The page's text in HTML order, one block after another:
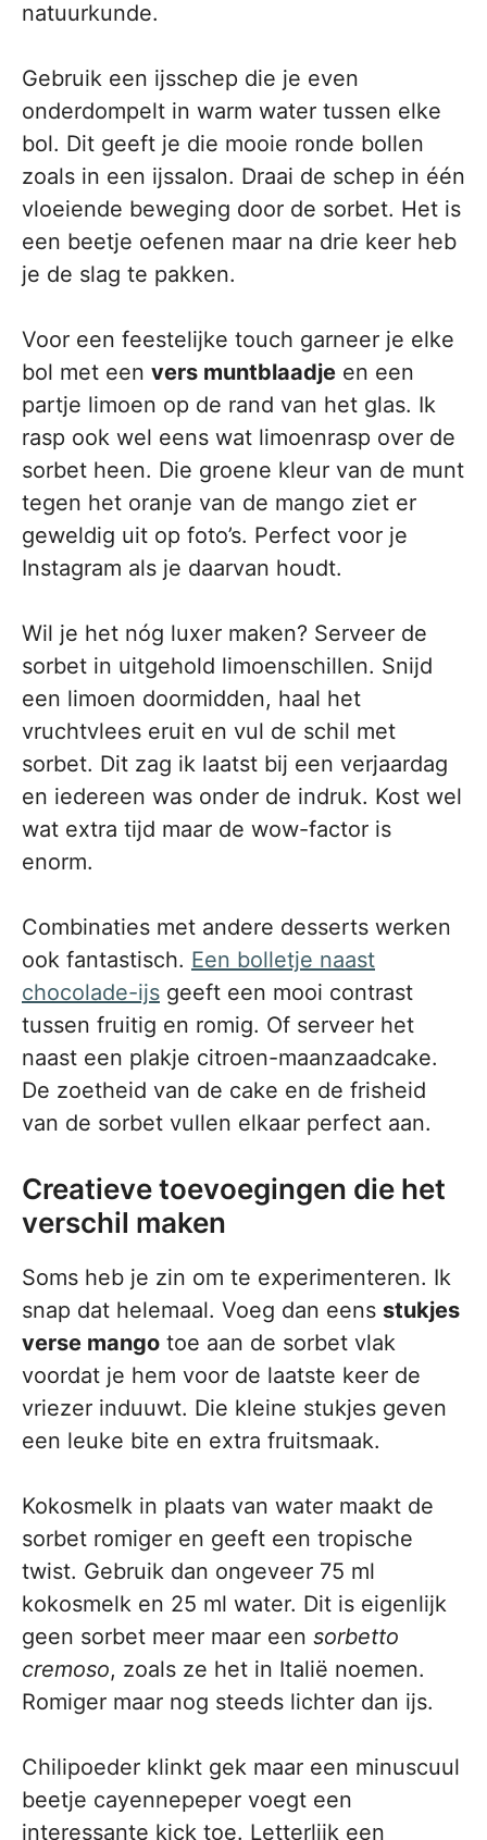
natuurkunde.
Gebruik een ijsschep die je even
onderdompelt in warm water tussen elke
bol. Dit geeft je die mooie ronde bollen
zoals in een ijssalon. Draai de schep in één
vloeiende beweging door de sorbet. Het is
een beetje oefenen maar na drie keer heb
je de slag te pakken.
Voor een feestelijke touch garneer je elke
bol met een vers muntblaadje en een
partje limoen op de rand van het glas. Ik
rasp ook wel eens wat limoenrasp over de
sorbet heen. Die groene kleur van de munt
tegen het oranje van de mango ziet er
geweldig uit op foto’s. Perfect voor je
Instagram als je daarvan houdt.
Wil je het nóg luxer maken? Serveer de
sorbet in uitgehold limoenschillen. Snijd
een limoen doormidden, haal het
vruchtvlees eruit en vul de schil met
sorbet. Dit zag ik laatst bij een verjaardag
en iedereen was onder de indruk. Kost wel
wat extra tijd maar de wow-factor is
enorm.
Combinaties met andere desserts werken
ook fantastisch. Een bolletje naast
chocolade-ijs geeft een mooi contrast
tussen fruitig en romig. Of serveer het
naast een plakje citroen-maanzaadcake.
De zoetheid van de cake en de frisheid
van de sorbet vullen elkaar perfect aan.
Creatieve toevoegingen die het
verschil maken
Soms heb je zin om te experimenteren. Ik
snap dat helemaal. Voeg dan eens stukjes
verse mango toe aan de sorbet vlak
voordat je hem voor de laatste keer de
vriezer induuwt. Die kleine stukjes geven
een leuke bite en extra fruitsmaak.
Kokosmelk in plaats van water maakt de
sorbet romiger en geeft een tropische
twist. Gebruik dan ongeveer 75 ml
kokosmelk en 25 ml water. Dit is eigenlijk
geen sorbet meer maar een sorbetto
cremoso, zoals ze het in Italië noemen.
Romiger maar nog steeds lichter dan ijs.
Chilipoeder klinkt gek maar een minuscuul
beetje cayennepeper voegt een
interessante kick toe. Letterlijk een